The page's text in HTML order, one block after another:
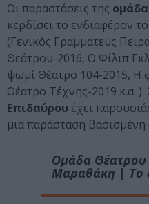
Οι παραστάσεις της
κερδίσει το ενδιαφέρον
(Γενικός Γραμματεύς
Θεάτρου-2016, Ο Φίλιπ
ψωμί Θέατρο 104-2015, Η
Θέατρο Τέχνης-2019 κ.α. ).
Επιδαύρου έχει
μια παράσταση
Ομάδα
Μαραθάκη | Το